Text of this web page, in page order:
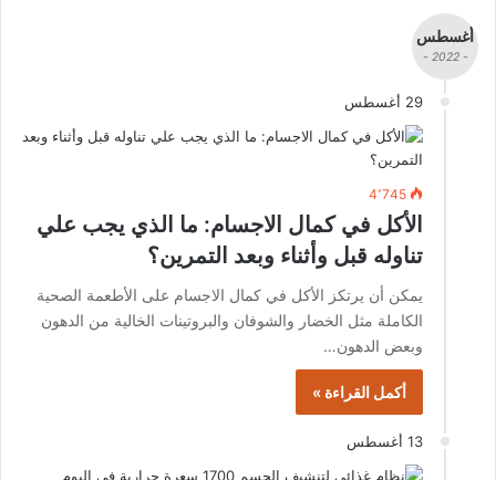
أغسطس
- 2022 -
29 أغسطس
4٬745
الأكل في كمال الاجسام: ما الذي يجب علي
تناوله قبل وأثناء وبعد التمرين؟
يمكن أن يرتكز الأكل في كمال الاجسام على الأطعمة الصحية
الكاملة مثل الخضار والشوفان والبروتينات الخالية من الدهون
وبعض الدهون…
أكمل القراءة »
13 أغسطس